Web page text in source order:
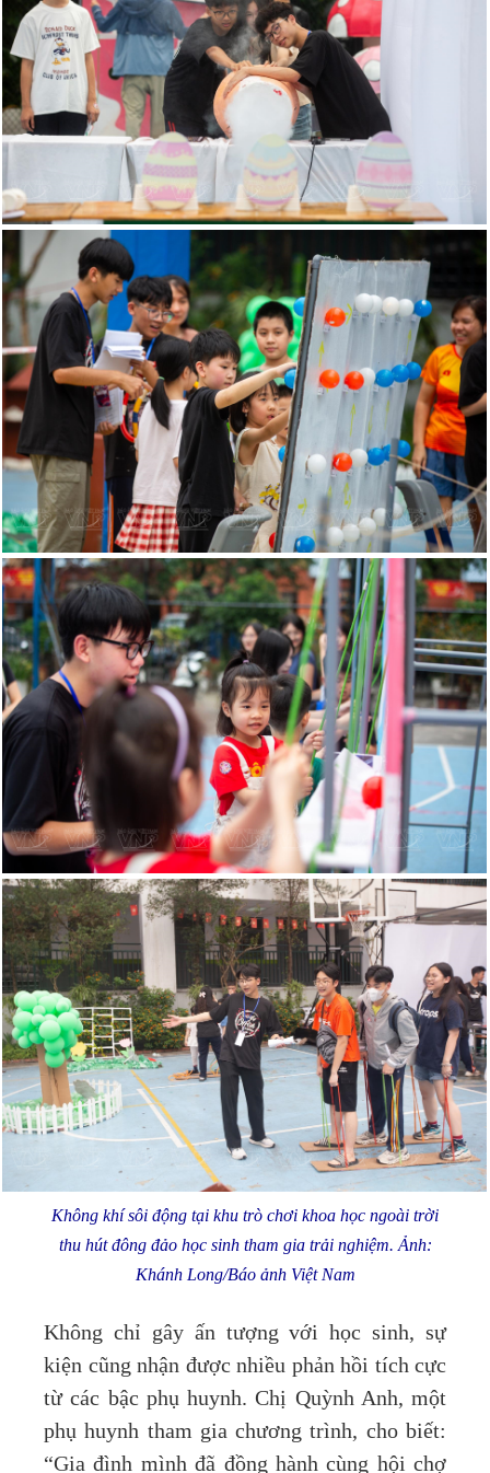
Không khí sôi động tại khu trò chơi khoa học ngoài trời
thu hút đông đảo học sinh tham gia trải nghiệm. Ảnh:
Khánh Long/Báo ảnh Việt Nam
Không chỉ gây ấn tượng với học sinh, sự
kiện cũng nhận được nhiều phản hồi tích cực
từ các bậc phụ huynh. Chị Quỳnh Anh, một
phụ huynh tham gia chương trình, cho biết:
“Gia đình mình đã đồng hành cùng hội chợ